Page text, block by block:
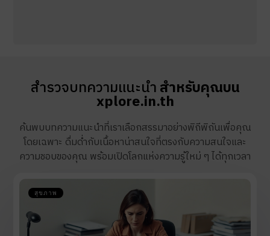
สำรวจบทความแนะนำสำหรับคุณบน
xplore.in.th
ค้นพบบทความแนะนำที่เราเลือกสรรมาอย่างพิถีพิถันเพื่อคุณ
โดยเฉพาะ ดื่มด่ำกับเนื้อหาน่าสนใจที่ตรงกับความสนใจและ
ความชอบของคุณ พร้อมเปิดโลกแห่งความรู้ใหม่ ๆ ได้ทุกเวลา
สุขภาพ